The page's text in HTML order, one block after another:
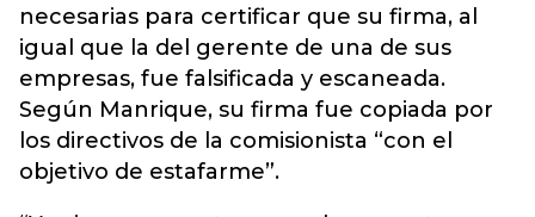
necesarias para certificar que su firma, al
igual que la del gerente de una de sus
empresas, fue falsificada y escaneada.
Según Manrique, su firma fue copiada por
los directivos de la comisionista “con el
objetivo de estafarme”.